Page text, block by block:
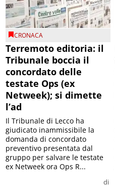
CRONACA
Terremoto editoria: il
Tribunale boccia il
concordato delle
testate Ops (ex
Netweek); si dimette
l’ad
di
Il Tribunale di Lecco ha
giudicato inammissibile la
domanda di concordato
preventivo presentata dal
gruppo per salvare le testate
ex Netweek ora Ops R...